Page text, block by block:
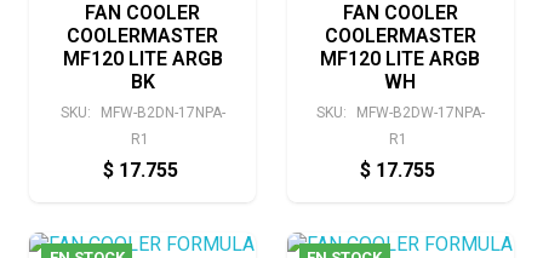
FAN COOLER
COOLERMASTER
MF120 LITE ARGB
BK
SKU:
MFW-B2DN-17NPA-
R1
$ 17.755
FAN COOLER
COOLERMASTER
MF120 LITE ARGB
WH
SKU:
MFW-B2DW-17NPA-
R1
$ 17.755